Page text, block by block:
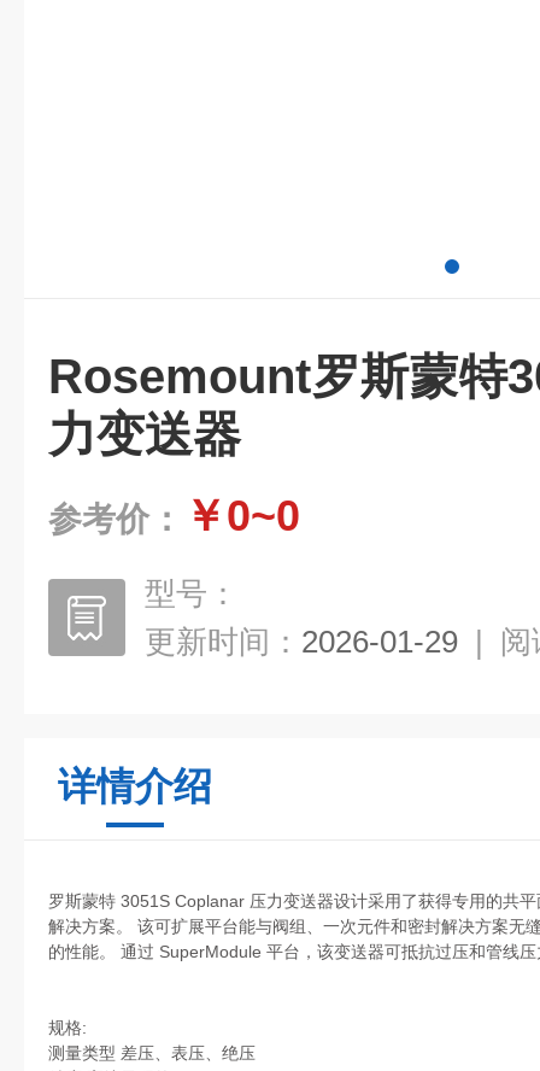
Rosemount罗斯蒙特
力变送器
参考价： ￥0~0
型号：
更新时间： 2026-01-29 | 阅
详情介绍
罗斯蒙特 3051S Coplanar 压力变送器设计采用了获得专用的共
解决方案。 该可扩展平台能与阀组、一次元件和密封解决方案无
的性能。 通过 SuperModule 平台，该变送器可抵抗过压和管线
规格:
测量类型 差压、表压、绝压